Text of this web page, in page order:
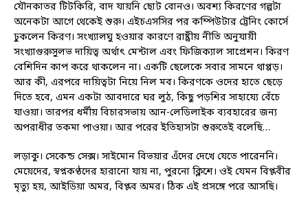
যৌনকাতর টিটকিরি, বাদ যায়নি ছোট বোনও। অবশ্য কিরণের গল্পটা
অনেকটা আগে থেকেই শুরু। এইচএসসির পর কম্পিউটার ট্রেনিং কোর্সে
ঢুকলেন কিরণ। সংখ্যালঘু হওয়ার কারণে রাষ্ট্রীয় নীতি অনুযায়ী
সংখ্যাগুরুসুলভ দায়িত্ব অর্থাৎ মেন্টাল এবং ফিজিক্যাল সাপ্রেশন। কিরণ
বেশিদিন কাপ করে থাকলেন না। একটি ছেলেকে সবার সামনে থাপ্পড়।
আর কী, এরপরে দায়িত্বটা নিয়ে নিল মব। কিরণকে ওদের হাতে ছেড়ে
দিতে হবে, এমন একটা আবদারে ঘর লুঠ, কিছু পড়শির সাহায্যে বেঁচে
যাওয়া। তারপর ধর্মীয় বিচারসভায় আন-লেডিলাইক ব্যবহারের জন্য
অপরাধীর তকমা পাওয়া। আর পরের ইতিহাসটা শুরুতেই বলেছি…
লড়াকু। সেকেন্ড সেক্স। সাইমোন বিভয়ার এঁদের দেখে যেতে পারেননি।
মেয়েদের, স্বপ্নকণ্ঠদের হারানো যায় না, পুরনো ক্লিশে। ওই যেমন বিপ্লবীর
মৃত্যু হয়, আইডিয়া অমর, বিপ্লব অমর। ঠিক এই প্রসঙ্গে পরে আসছি।